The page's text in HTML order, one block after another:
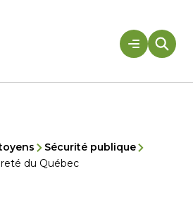
Sécurité publique
du Québec